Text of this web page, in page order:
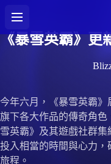
《暴雪英霸》更
今年六月，《暴雪英霸》
旗下各大作品的傳奇角
雪英霸》及其遊戲社群
投入相當的時間與心力
旅程。